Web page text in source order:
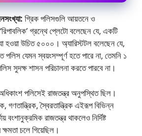
গ্রিক পলিসগুলি আয়তনে ও
গ্রন্থে প্লেটো বলেছেন যে, একটি
হওয়া উচিত ৫০০০। অ্যারিস্টটল বলেছেন যে,
পলিস যেমন স্বয়ংসম্পূর্ণ হতে পারে না, তেমনি ১
সুদক্ষ শাসন পরিচালনা করতে পারবে না।
পলিসেই রাজতন্ত্র অনুপস্থিত ছিল।
গণতান্ত্রিক, স্বৈরতান্ত্রিক এইরূপ বিভিন্ন
বংশানুক্রমিক রাজতন্ত্র থাকলেও নির্দিষ্ট
ক্ষমতা চলে গিয়েছিল।